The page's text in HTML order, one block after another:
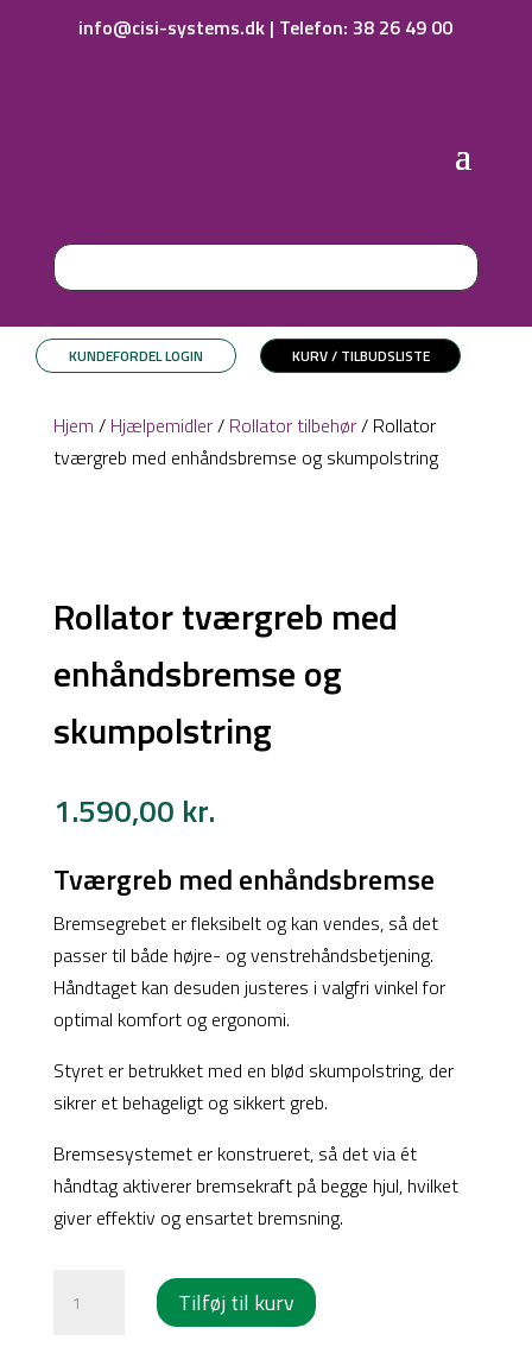
info@cisi-systems.dk | Telefon: 38 26 49 00
search
KUNDEFORDEL LOGIN KURV / TILBUDSLISTE
Hjem / Hjælpemidler/ Rollator tilbehør/ Rollator
tværgreb med enhåndsbremse og skumpolstring
Rollator tværgreb med
enhåndsbremse og
skumpolstring
1.590,00 kr.
Tværgreb med enhåndsbremse
Bremsegrebet er fleksibelt og kan vendes, så det
passer til både højre- og venstrehåndsbetjening.
Håndtaget kan desuden justeres i valgfri vinkel for
optimal komfort og ergonomi.
Styret er betrukket med en blød skumpolstring, der
sikrer et behageligt og sikkert greb.
Bremsesystemet er konstrueret, så det via ét
håndtag aktiverer bremsekraft på begge hjul, hvilket
giver effektiv og ensartet bremsning.
tværgreb
Tilføj til kurv